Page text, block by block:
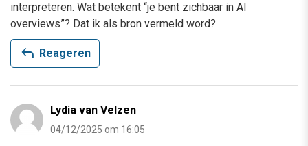
interpreteren. Wat betekent “je bent zichbaar in AI
overviews”? Dat ik als bron vermeld word?
reply Reageren
Lydia van Velzen
04/12/2025 om 16:05